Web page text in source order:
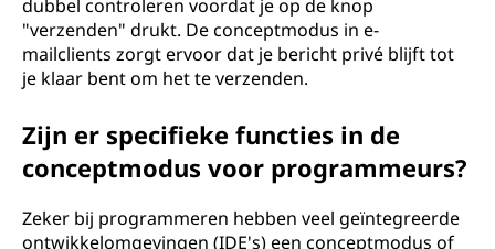
dubbel controleren voordat je op de knop
"verzenden" drukt. De conceptmodus in e-
mailclients zorgt ervoor dat je bericht privé blijft tot
je klaar bent om het te verzenden.
Zijn er specifieke functies in de
conceptmodus voor programmeurs?
Zeker bij programmeren hebben veel geïntegreerde
ontwikkelomgevingen (IDE's) een conceptmodus of